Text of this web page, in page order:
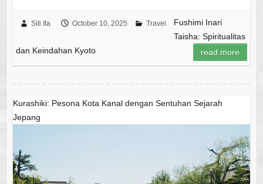
Siti Ita October 10, 2025 Travel
Fushimi Inari
Taisha: Spiritualitas
dan Keindahan Kyoto
read more
Kurashiki: Pesona Kota Kanal dengan Sentuhan Sejarah
Jepang